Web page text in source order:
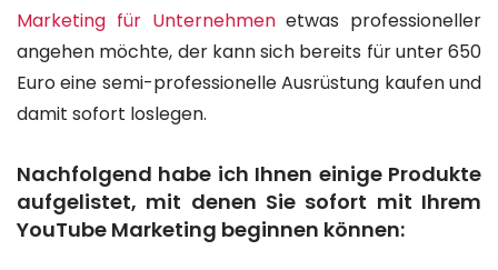
Marketing für Unternehmenetwas professioneller
angehen möchte, der kann sich bereits für unter 650
Euro eine semi-professionelle Ausrüstung kaufen und
damit sofort loslegen.
Nachfolgend habe ich Ihnen einige Produkte
aufgelistet, mit denen Sie sofort mit Ihrem
YouTube Marketing beginnen können: